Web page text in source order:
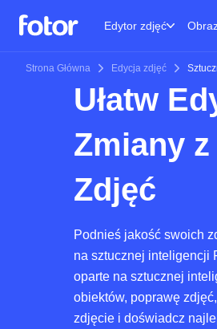
Edytor zdjęć
Strona Główna Edycja zdjęć
Ułatw
Zmiany
Zdjęć
Podnieś jakość swoich
na sztucznej inteligencji
oparte na sztucznej
obiektów, poprawę
zdjęcie i doświadcz